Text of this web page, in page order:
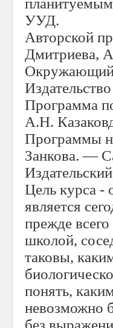
УУД.
Авторской
Дмитриева,
Окружающий
Программа
А.Н.
Программы
Занкова. —
Цель курса -
является
прежде
школой,
таковы,
понять,
невозможно
без